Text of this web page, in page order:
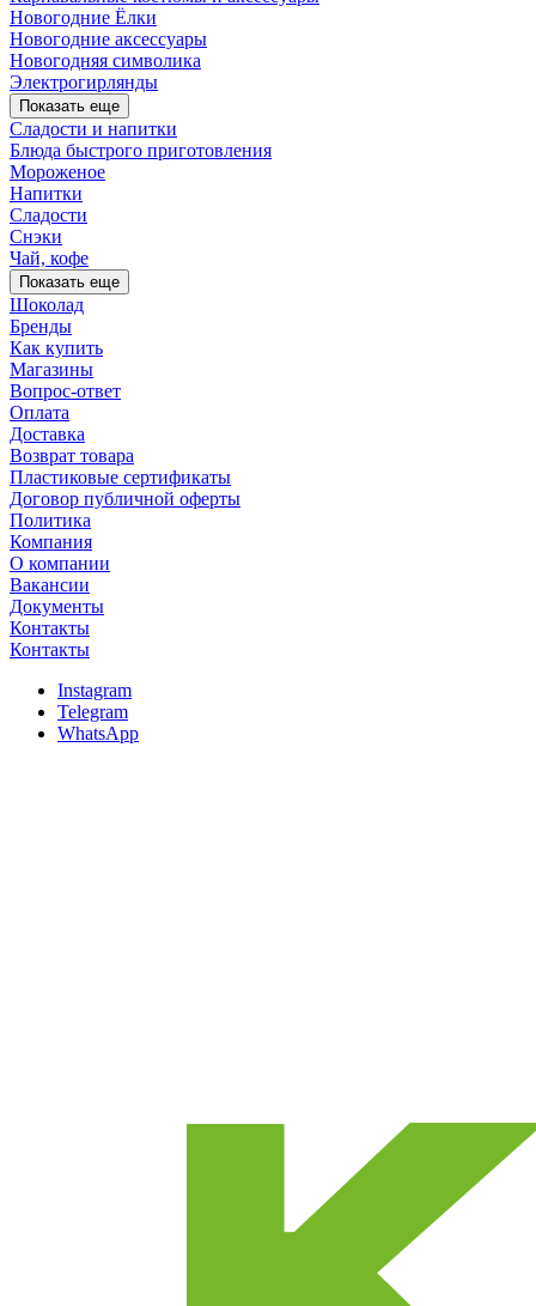
Новогодние Ёлки
Новогодние аксессуары
Новогодняя символика
Электрогирлянды
Показать еще
Сладости и напитки
Блюда быстрого приготовления
Мороженое
Напитки
Сладости
Снэки
Чай, кофе
Показать еще
Шоколад
Бренды
Как купить
Магазины
Вопрос-ответ
Оплата
Доставка
Возврат товара
Пластиковые сертификаты
Договор публичной оферты
Политика
Компания
О компании
Вакансии
Документы
Контакты
Контакты
Instagram
Telegram
WhatsApp